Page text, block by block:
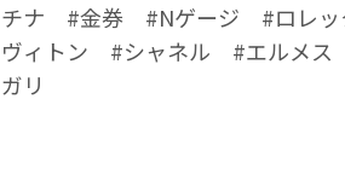
チナ #金券 #Nゲージ #ロレ
ヴィトン #シャネル #エルメ
ガリ